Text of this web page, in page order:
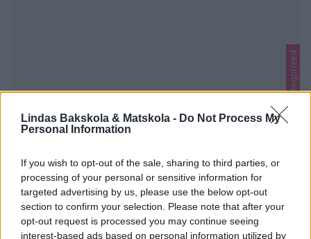
Lindas Bakskola & Matskola - Do Not Process My
Personal Information
If you wish to opt-out of the sale, sharing to third parties, or
processing of your personal or sensitive information for
targeted advertising by us, please use the below opt-out
section to confirm your selection. Please note that after your
opt-out request is processed you may continue seeing
interest-based ads based on personal information utilized by
Uncategorized
RECEPT INSTAGRAM
BESTÄLL LINDAS UGNSPLÅT – KLICKA HÄR!